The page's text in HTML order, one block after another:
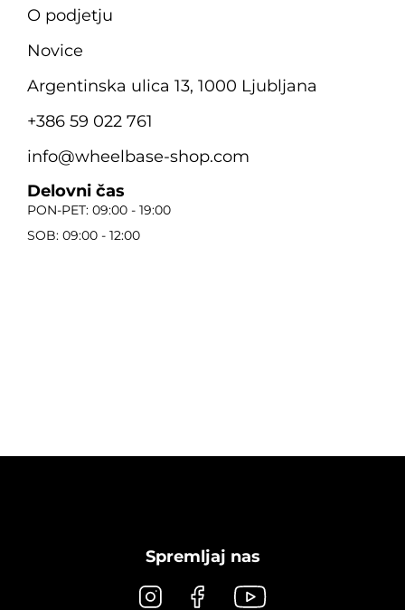
O podjetju
Novice
Argentinska ulica 13, 1000 Ljubljana
+386 59 022 761
info@wheelbase-shop.com
Delovni čas
PON-PET: 09:00 - 19:00
SOB: 09:00 - 12:00
Spremljaj nas